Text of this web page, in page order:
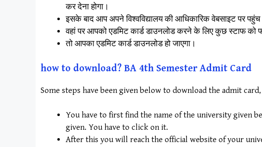
कर देना होगा।
इसके बाद आप अपने विश्वविद्यालय की आधिकारिक वेबसाइट पर
वहां पर आपको एडमिट कार्ड डाउनलोड करने के लिए कुछ स्टाफ को
तो आपका एडमिट कार्ड डाउनलोड हो जाएगा।
how to download? BA 4th Semester Admit Card
Some steps have been given below to download the admit
You have to first find the name of the university given
given. You have to click on it.
After this you will reach the official website of your